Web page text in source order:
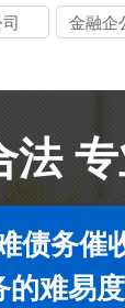
金融企
法
债务催
的难易